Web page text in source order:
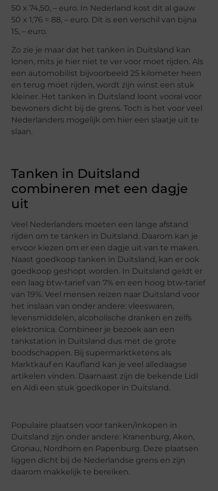
50 x 74,50, – euro. In Nederland kost dit al gauw
50 x 1,76 = 88, – euro. Dit is een verschil van bijna
15, – euro.
Zo zie je maar dat het tanken in Duitsland kan
lonen, mits je hier niet te ver voor moet rijden. Als
een automobilist bijvoorbeeld 25 kilometer heen
en terug moet rijden, wordt zijn winst een stuk
kleiner. Het tanken in Duitsland loont vooral voor
bewoners dicht bij de grens. Toch is het voor veel
Nederlanders mogelijk om hier een slaatje uit te
slaan.
Tanken in Duitsland
combineren met een dagje
uit
Veel Nederlanders moeten een lange afstand
rijden om te tanken in Duitsland. Daarom kan je
ervoor kiezen om er een dagje uit van te maken.
Naast goedkoop tanken in Duitsland, kan er ook
goedkoop geshopt worden. In Duitsland geldt er
een laag btw-tarief van 7% en een hoog btw-tarief
van 19%. Veel mensen reizen naar Duitsland voor
het inslaan van onder andere: vleeswaren,
levensmiddelen, alcoholische dranken en zelfs
elektronica. Combineer je bezoek aan een
tankstation in Duitsland dus met de grote
boodschappen. Bij supermarktketens als
Marktkauf en Kaufland kan je veel alledaagse
artikelen vinden. Daarnaast zijn de bekende Lidl
en Aldi een stuk goedkoper in Duitsland.
Populaire plaatsen voor tanken/inkopen in
Duitsland zijn onder andere: Kranenburg, Aken,
Gronau, Nordhorn en Papenburg. Deze plaatsen
liggen dicht bij de Nederlandse grens en zijn
daarom makkelijk te bereiken.